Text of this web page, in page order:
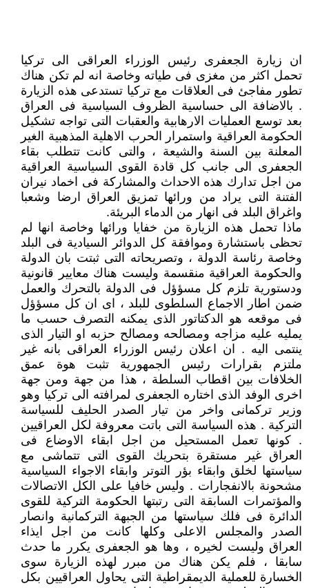
ان زيارة الجعفرى رئيس الوزراء العراقى الى تركيا
تحمل اكثر من مغزى فى طياته وخاصة انه لم تكن هناك
تطور مفاجئ فى العلاقات مع تركيا تستدعى هذه الزيارة
. بالاضافة الى حساسية الظروف السياسية فى العراق
بعد توسع العمليات الارهابية والعقبات التى تواجه تشكيل
الحكومة العراقية واستمرار الحرب الاهلية المذهبية الغير
المعلنة بين السنة والشيعة ، والتى كانت تتطلب بقاء
الجعفرى الى جانب كل قادة القوى السياسية العراقية
من اجل تدارك هذه الاحداث والمشاركة فى اخماد نيران
الفتنة التى يراد من ورائها تمزيق العراق ارضا وشعبا
واغراق البلد فى انهار من الدماء البريئة.
ماذا تحمل هذه الزيارة من خفايا ورائها وخاصة انها لم
تحظى باستشارة وموافقة كل الدوائر السيادية فى البلد
وخاصة رئاسة الدولة ، وتصريحاته التى ثبتت بان الدولة
والحكومة العراقية منقسمة وليست هناك معايير قانونية
ودستورية تلزم كل مسؤؤل فى الدولة بالتحرك والعمل
ضمن اطار الاجماع السلطوى للبلد ، اى ان كل مسؤؤل
فى موقعه هو الدكتاتور الذى يمكنه التصرف حسب ما
يمليه عليه مزاجه ومصالحه ومصالح حزبه او التيار الذى
ينتمى اليه . ان اعلان رئيس الوزراء العراقى بانه غير
ملتزم بقرارات رئيس الجمهورية تثبت هوة عمق
الخلافات بين اقطاب السلطة ، هذا من جهة ومن جهة
اخرى الوفد الذى اختاره الجعفرى لمرافته الى تركيا وهو
وزير تركمانى واخر من تيار الصدر الحليف للسياسة
التركية . هذه السياسة التى باتت معروفة لكل العراقيين
. كونها تعمل المستحيل من اجل ابقاء الاوضاع فى
العراق غير مستقرة بتحريك القوى التى تتماشى مع
سياستها لخلق وابقاء بؤر التوتر وابقاء الاجواء السياسية
مشحونة بالانفجارات . وليس خافيا على الكل الاتصالات
والمؤتمرات السابقة التى رتبتها الحكومة التركية للقوى
الدائرة فى فلك سياستها من الجبهة التركمانية وانصار
الصدر والمجلس الاعلى وكلها كانت من اجل ايذاء
العراق وليست لخيره ، وها هو الجعفرى يكرر ما حدث
سابقا ، فلم يكن هناك من مبرر لهذه الزيارة سوى
الخسارة للعملية الديمقراطية التى يحاول العراقيين بكل